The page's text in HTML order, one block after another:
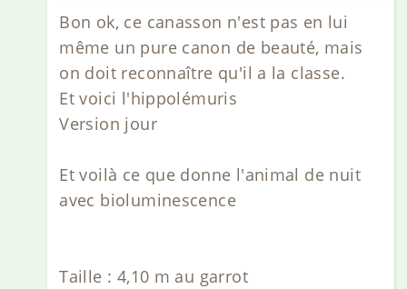
Bon ok, ce canasson n'est pas en lui
même un pure canon de beauté, mais
on doit reconnaître qu'il a la classe.
Et voici l'hippolémuris
Version jour
Et voilà ce que donne l'animal de nuit
avec bioluminescence
Taille : 4,10 m au garrot